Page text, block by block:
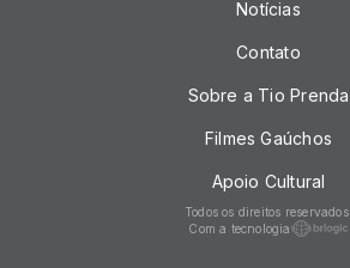
Notícias
Contato
Sobre a Tio Prenda
Filmes Gaúchos
Apoio Cultural
Todos os direitos reservados.
Com a tecnologia